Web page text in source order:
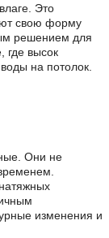
Это
свою форму
решением для
где высок
на потолок.
Они не
изменения и